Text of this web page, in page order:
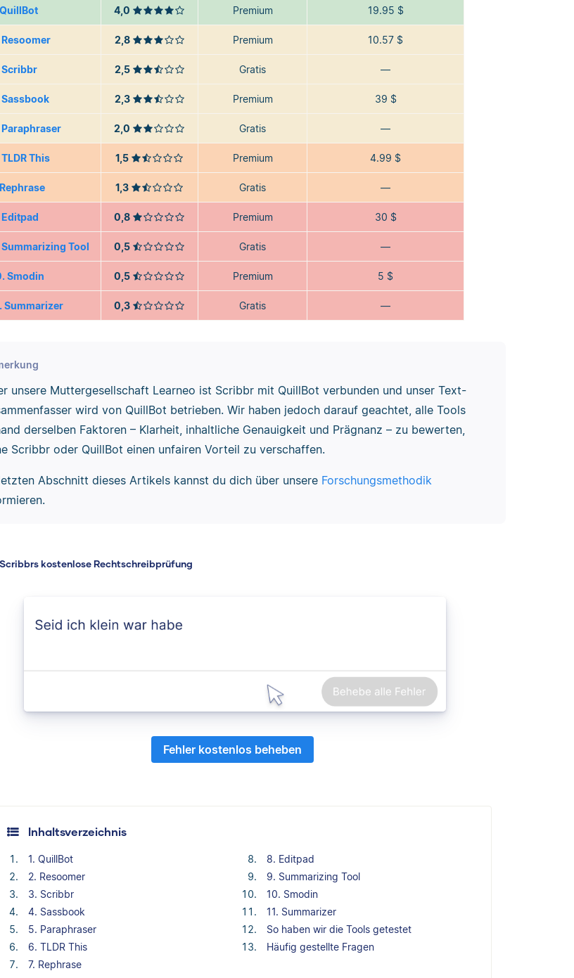
4,0 Premium 19.95 $
2,8 Premium 10.57 $
Scribbr 2,5 Gratis —
Sassbook 2,3 Premium 39 $
Paraphraser 2,0 Gratis —
This 1,5 Premium 4.99 $
1,3 Gratis —
0,8 Premium 30 $
Summarizing Tool 0,5 Gratis —
Smodin 0,5 Premium 5 $
Summarizer 0,3 Gratis —
unsere Muttergesellschaft Learneo ist Scribbr mit QuillBot verbunden und unser Text-
wird von QuillBot betrieben. Wir haben jedoch darauf geachtet, alle Tools
derselben Faktoren – Klarheit, inhaltliche Genauigkeit und Prägnanz – zu bewerten,
Scribbr oder QuillBot einen unfairen Vorteil zu verschaffen.
Abschnitt dieses Artikels kannst du dich über unsere Forschungsmethodik
Scribbrs kostenlose Rechtschreibprüfung
Fehler kostenlos beheben
Inhaltsverzeichnis
1. QuillBot
2. Resoomer
3. Scribbr
4. Sassbook
5. Paraphraser
6. TLDR This
7. Rephrase
8. Editpad
9. Summarizing Tool
10. Smodin
11. Summarizer
So haben wir die Tools getestet
Häufig gestellte Fragen